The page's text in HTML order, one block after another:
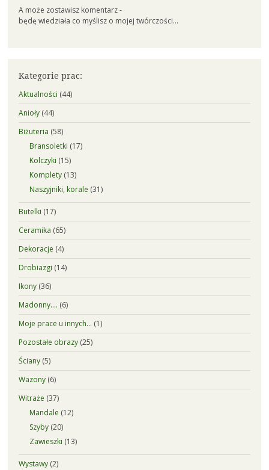
A może zostawisz komentarz -
będę wiedziała co myślisz o mojej twórczości...
Kategorie prac:
Aktualności (44)
Anioły(44)
Biżuteria (58)
Bransoletki (17)
Kolczyki (15)
Komplety(13)
Naszyjniki, korale (31)
Butelki (17)
Ceramika (65)
Dekoracje (4)
Drobiazgi (14)
Ikony(36)
Madonny…. (6)
Moje prace u innych… (1)
Pozostałe obrazy(25)
Ściany(5)
Wazony(6)
Witraże (37)
Mandale (12)
Szyby(20)
Zawieszki (13)
Wystawy(2)